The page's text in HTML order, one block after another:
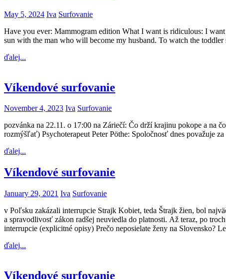
May 5, 2024 Iva Surfovanie
Have you ever: Mammogram edition What I want is ridiculous: I
sun with the man who will become my husband. To watch the
ďalej...
Víkendové surfovanie
November 4, 2023 Iva Surfovanie
pozvánka na 22.11. o 17:00 na Záriečí: Čo drží krajinu pokope a na
rozmýšľať) Psychoterapeut Peter Pöthe: Spoločnosť dnes považuje
ďalej...
Víkendové surfovanie
January 29, 2021 Iva Surfovanie
v Poľsku zakázali interrupcie Strajk Kobiet, teda Štrajk žien, bol
a spravodlivosť zákon radšej neuviedla do platnosti. Až teraz, po
interrupcie (explicitné opisy) Prečo neposielate ženy na Slovensko?
ďalej...
Víkendové surfovanie